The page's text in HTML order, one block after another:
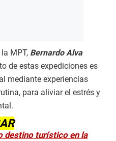
MPT, Bernardo Alva
de estas expediciones es
mediante experiencias
para aliviar el estrés y
destino turístico en la